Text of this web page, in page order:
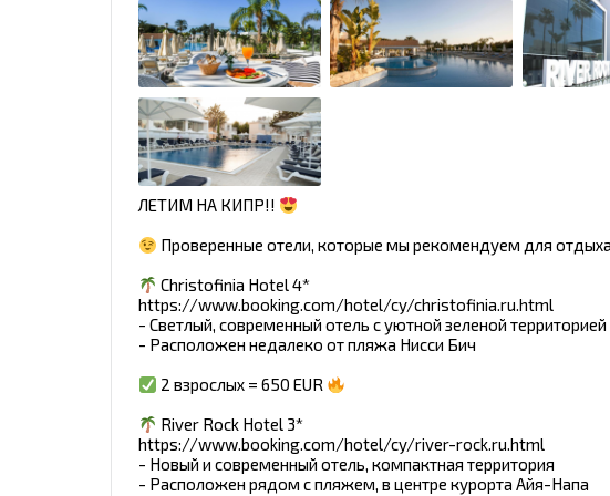
ЛЕТИМ НА КИПР!!
Проверенные отели, которые мы рекомендуем для
Christofinia Hotel 4*
https://www.booking.com/hotel/cy/christofinia.ru.html
- Светлый, современный отель с уютной зеленой территорией
- Расположен недалеко от пляжа Нисси Бич
2 взрослых = 650 EUR
River Rock Hotel 3*
https://www.booking.com/hotel/cy/river-rock.ru.html
- Новый и современный отель, компактная территория
- Расположен рядом с пляжем, в центре курорта Айя-Напа